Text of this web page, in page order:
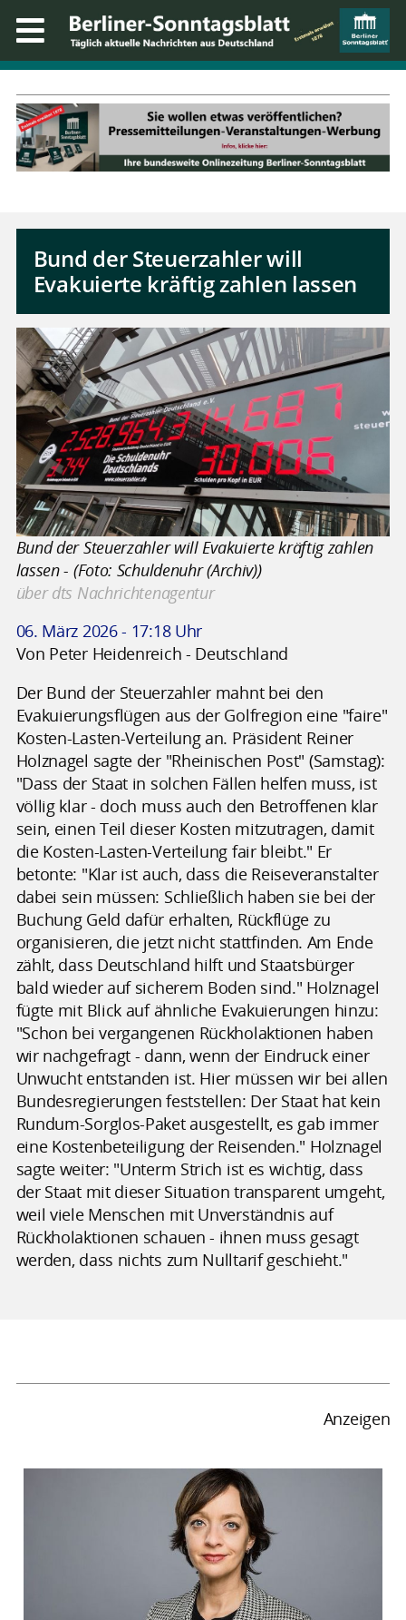
Bund der Steuerzahler will
Evakuierte kräftig zahlen lassen
Bund der Steuerzahler will Evakuierte kräftig zahlen
lassen - (Foto: Schuldenuhr (Archiv))
über dts Nachrichtenagentur
06. März 2026 - 17:18 Uhr
Von Peter Heidenreich - Deutschland
Der Bund der Steuerzahler mahnt bei den
Evakuierungsflügen aus der Golfregion eine "faire"
Kosten-Lasten-Verteilung an. Präsident Reiner
Holznagel sagte der "Rheinischen Post" (Samstag):
"Dass der Staat in solchen Fällen helfen muss, ist
völlig klar - doch muss auch den Betroffenen klar
sein, einen Teil dieser Kosten mitzutragen, damit
die Kosten-Lasten-Verteilung fair bleibt." Er
betonte: "Klar ist auch, dass die Reiseveranstalter
dabei sein müssen: Schließlich haben sie bei der
Buchung Geld dafür erhalten, Rückflüge zu
organisieren, die jetzt nicht stattfinden. Am Ende
zählt, dass Deutschland hilft und Staatsbürger
bald wieder auf sicherem Boden sind." Holznagel
fügte mit Blick auf ähnliche Evakuierungen hinzu:
"Schon bei vergangenen Rückholaktionen haben
wir nachgefragt - dann, wenn der Eindruck einer
Unwucht entstanden ist. Hier müssen wir bei allen
Bundesregierungen feststellen: Der Staat hat kein
Rundum-Sorglos-Paket ausgestellt, es gab immer
eine Kostenbeteiligung der Reisenden." Holznagel
sagte weiter: "Unterm Strich ist es wichtig, dass
der Staat mit dieser Situation transparent umgeht,
weil viele Menschen mit Unverständnis auf
Rückholaktionen schauen - ihnen muss gesagt
werden, dass nichts zum Nulltarif geschieht."
Anzeigen